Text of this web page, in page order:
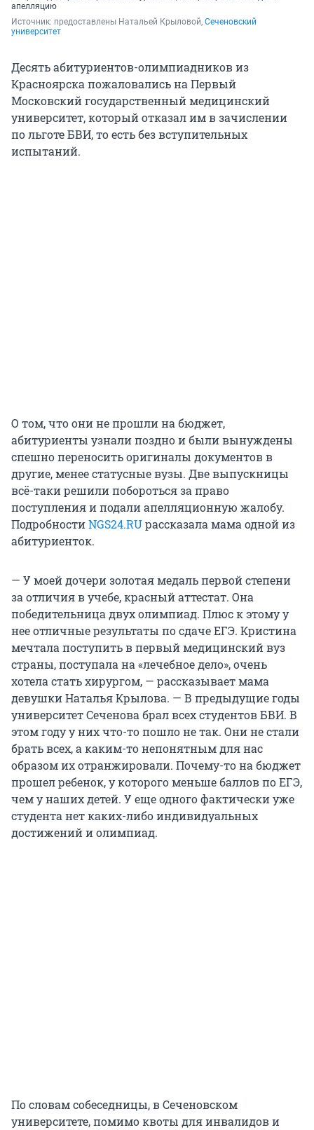
апелляцию
Источник: предоставлены Натальей Крыловой, Сеченовский
университет
Десять абитуриентов-олимпиадников из
Красноярска пожаловались на Первый
Московский государственный медицинский
университет, который отказал им в зачислении
по льготе БВИ, то есть без вступительных
испытаний.
О том, что они не прошли на бюджет,
абитуриенты узнали поздно и были вынуждены
спешно переносить оригиналы документов в
другие, менее статусные вузы. Две выпускницы
всё-таки решили побороться за право
поступления и подали апелляционную жалобу.
ПодробностиNGS24.RUрассказала мама одной из
абитуриенток.
— У моей дочери золотая медаль первой степени
за отличия в учебе, красный аттестат. Она
победительница двух олимпиад. Плюс к этому у
нее отличные результаты по сдаче ЕГЭ. Кристина
мечтала поступить в первый медицинский вуз
страны, поступала на «лечебное дело», очень
хотела стать хирургом, — рассказывает мама
девушки Наталья Крылова. — В предыдущие годы
университет Сеченова брал всех студентов БВИ. В
этом году у них что-то пошло не так. Они не стали
брать всех, а каким-то непонятным для нас
образом их отранжировали. Почему-то на бюджет
прошел ребенок, у которого меньше баллов по ЕГЭ,
чем у наших детей. У еще одного фактически уже
студента нет каких-либо индивидуальных
достижений и олимпиад.
По словам собеседницы, в Сеченовском
университете, помимо квоты для инвалидов и